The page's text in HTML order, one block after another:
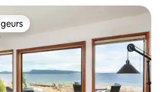
les plus appréciés